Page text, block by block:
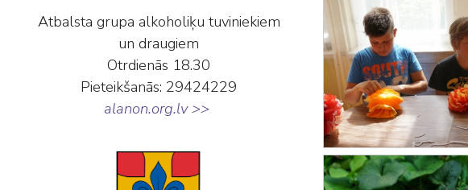
Atbalsta grupa alkoholiķu tuviniekiem
un draugiem
Otrdienās 18.30
Pieteikšanās: 29424229
alanon.org.lv >>